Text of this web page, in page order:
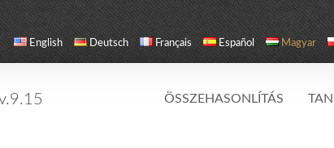
English Deutsch Français Español Magyar
ÖSSZEHASONLÍTÁS